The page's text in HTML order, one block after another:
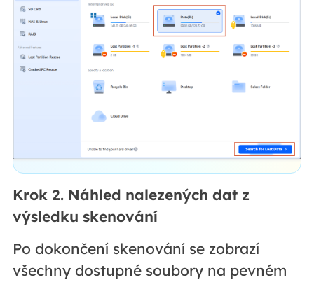
Krok 2. Náhled nalezených dat z
výsledku skenování
Po dokončení skenování se zobrazí
všechny dostupné soubory na pevném